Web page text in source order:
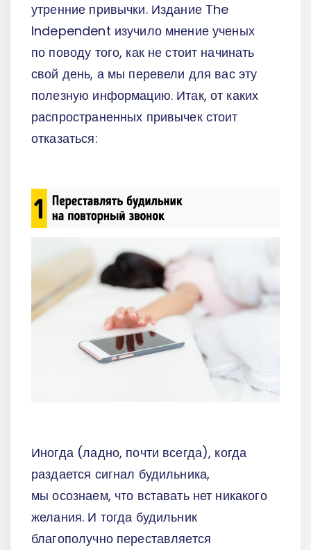
утренние привычки. Издание The
Independent изучило мнение ученых
по поводу того, как не стоит начинать
свой день, а мы перевели для вас эту
полезную информацию. Итак, от каких
распространенных привычек стоит
отказаться:
Иногда (ладно, почти всегда), когда
раздается сигнал будильника,
мы осознаем, что вставать нет никакого
желания. И тогда будильник
благополучно переставляется